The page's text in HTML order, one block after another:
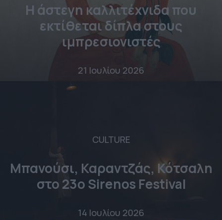
Η άστεγη καλλιτέχνιδα που
εκτίθεται δίπλα στους
ιμπρεσιονιστές
21 Ιουλίου 2026
CULTURE
Μπανούσι, Καραντζάς, Κότσαλη
στο 23o Sirenos Festival
14 Ιουλίου 2026